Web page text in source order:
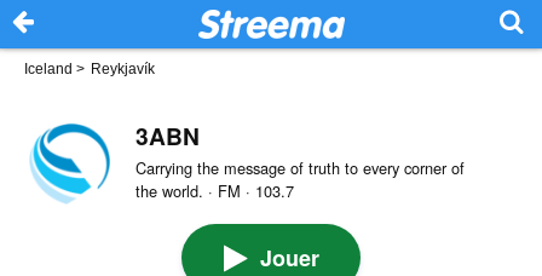
Iceland > Reykjavík
3ABN
Carrying the message of truth to every corner of
the world. · FM · 103.7
Jouer